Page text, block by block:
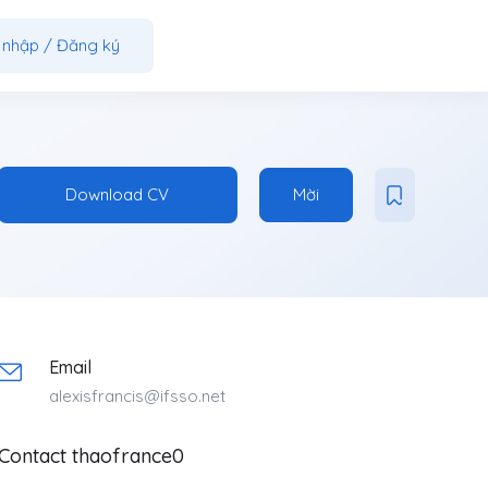
/ Đăng ký
Download CV Mời
Email
alexisfrancis@ifsso.net
thaofrance0